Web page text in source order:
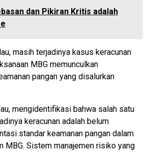
dan Pikiran Kritis adalah
masih terjadinya kasus keracunan
MBG memunculkan
pangan yang disalurkan
mengidentifikasi bahwa salah satu
keracunan adalah belum
standar keamanan pangan dalam
MBG. Sistem manajemen risiko yang